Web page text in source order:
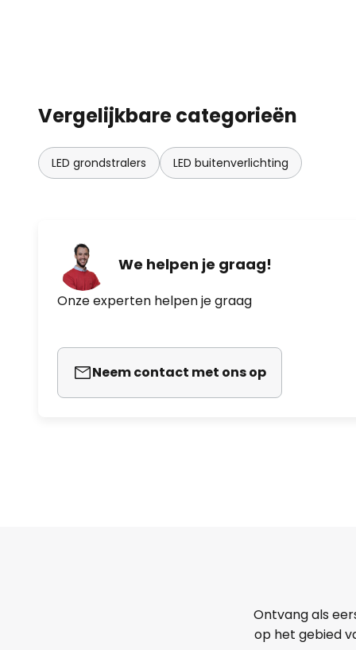
Vergelijkbare categorieën
LED grondstralers LED buitenverlichting
We helpen je graag!
Onze experten helpen je graag
Neem contact met ons op
Ontvang als
op het gebied